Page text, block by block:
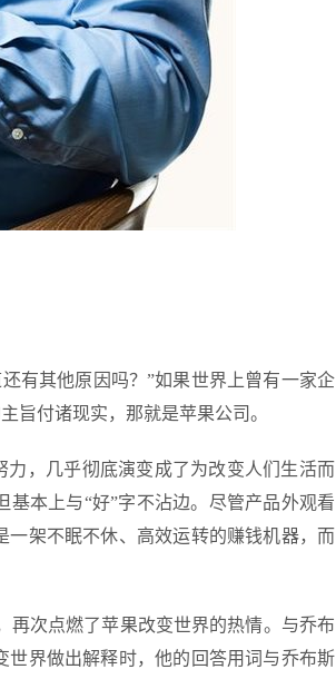
有其他原因吗？”如果世界上曾有一家企
旨付诸现实，那就是苹果公司。
，几乎彻底演变成了为改变人们生活而
本上与“好”字不沾边。尽管产品外观看
架不眠不休、高效运转的赚钱机器，而
再次点燃了苹果改变世界的热情。与乔布
界做出解释时，他的回答用词与乔布斯